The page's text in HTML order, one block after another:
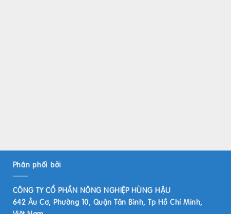
Phân phối bởi
CÔNG TY CỔ PHẦN NÔNG NGHIỆP HÙNG HẬU
642 Âu Cơ, Phường 10, Quận Tân Bình, Tp Hồ Chí Minh,